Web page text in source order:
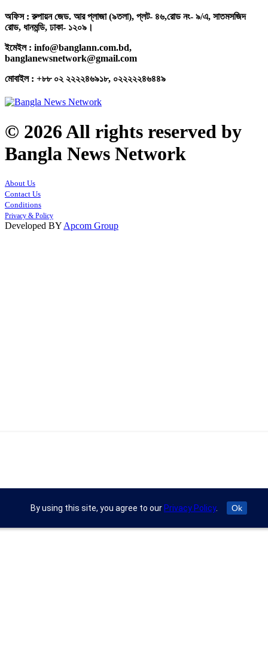
অফিস : রুপায়ন জেড. আর প্লাজা (৯তলা), প্লট- ৪৬,রোড নং- ৯/এ, সাতমসজিদ
রোড, ধানমন্ডি, ঢাকা- ১২০৯।
ইমেইল : info@banglann.com.bd,
banglanewsnetwork@gmail.com
মোবাইল : +৮৮ ০২ ২২২২৪৬৯১৮, ০২২২২২৪৬৪৪৯
© 2026 All rights reserved by
Bangla News Network
About Us
Contact Us
Conditions
Privacy & Policy
Developed BY Apcom Group
By using this site, you agree to our Privacy Policy. Ok